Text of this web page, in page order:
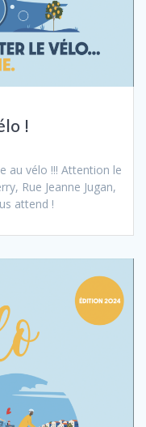
!
au vélo !!! Attention le
Rue Jeanne Jugan,
attend !